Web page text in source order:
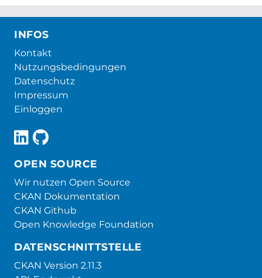
INFOS
Kontakt
Nutzungsbedingungen
Datenschutz
Impressum
Einloggen
OPEN SOURCE
Wir nutzen Open Source
CKAN Dokumentation
CKAN Github
Open Knowledge Foundation
DATENSCHNITTSTELLE
CKAN Version 2.11.3